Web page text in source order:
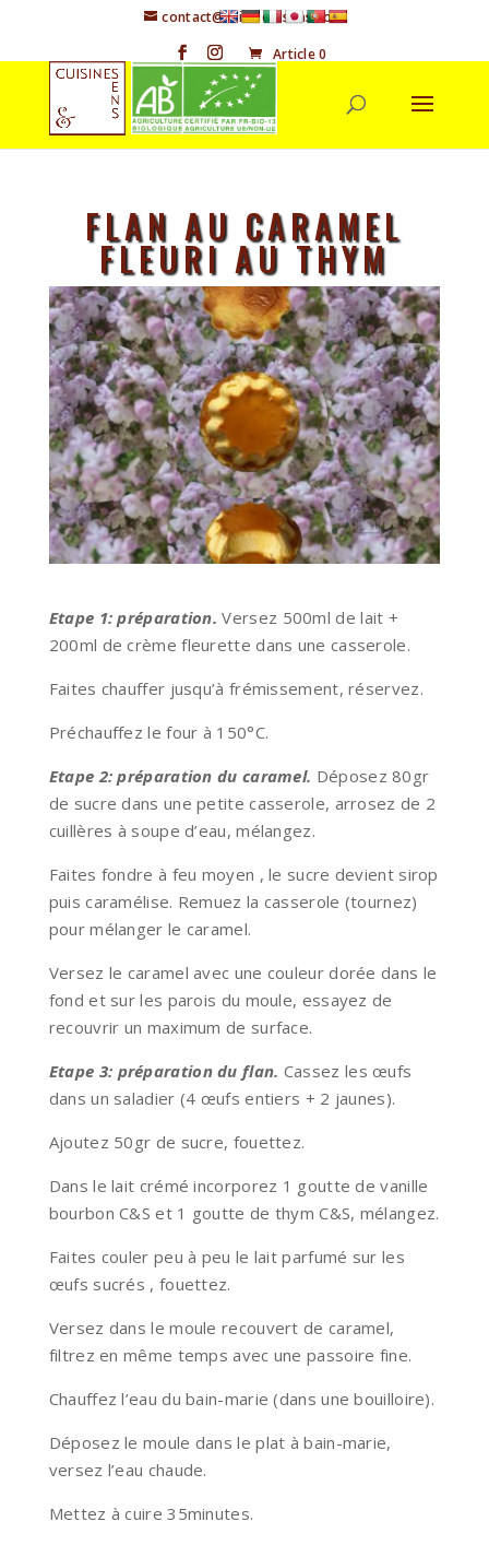
contact@cuisineetsens.com
Article 0
FLAN AU CARAMEL
FLEURI AU THYM
Etape 1: préparation.Versez 500ml de lait +
200ml de crème fleurette dans une casserole.
Faites chauffer jusqu’à frémissement, réservez.
Préchauffez le four à 150°C.
Etape 2: préparation du caramel. Déposez 80gr
de sucre dans une petite casserole, arrosez de 2
cuillères à soupe d’eau, mélangez.
Faites fondre à feu moyen , le sucre devient sirop
puis caramélise. Remuez la casserole (tournez)
pour mélanger le caramel.
Versez le caramel avec une couleur dorée dans le
fond et sur les parois du moule, essayez de
recouvrir un maximum de surface.
Etape 3: préparation du flan. Cassez les œufs
dans un saladier (4 œufs entiers + 2 jaunes).
Ajoutez 50gr de sucre, fouettez.
Dans le lait crémé incorporez 1 goutte de vanille
bourbon C&S et 1 goutte de thym C&S, mélangez.
Faites couler peu à peu le lait parfumé sur les
œufs sucrés , fouettez.
Versez dans le moule recouvert de caramel,
filtrez en même temps avec une passoire fine.
Chauffez l’eau du bain-marie (dans une bouilloire).
Déposez le moule dans le plat à bain-marie,
versez l’eau chaude.
Mettez à cuire 35minutes.